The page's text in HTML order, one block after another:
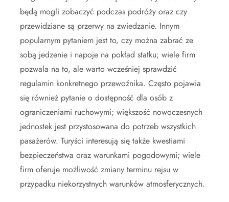
będą mogli zobaczyć podczas podróży oraz czy
przewidziane są przerwy na zwiedzanie. Innym
popularnym pytaniem jest to, czy można zabrać ze
sobą jedzenie i napoje na pokład statku; wiele firm
pozwala na to, ale warto wcześniej sprawdzić
regulamin konkretnego przewoźnika. Często pojawia
się również pytanie o dostępność dla osób z
ograniczeniami ruchowymi; większość nowoczesnych
jednostek jest przystosowana do potrzeb wszystkich
pasażerów. Turyści interesują się także kwestiami
bezpieczeństwa oraz warunkami pogodowymi; wiele
firm oferuje możliwość zmiany terminu rejsu w
przypadku niekorzystnych warunków atmosferycznych.